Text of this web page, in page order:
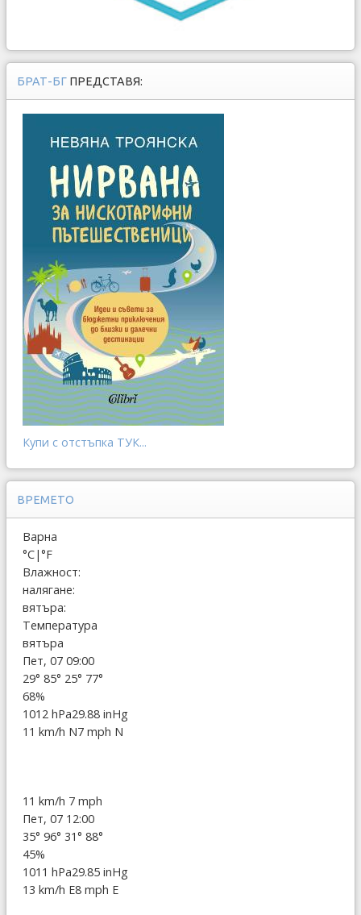
БРАТ-БГ ПРЕДСТАВЯ:
Купи с отстъпка ТУК...
ВРЕМЕТО
Варна
°C|°F
Влажност:
налягане:
вятъра:
Температура
вятъра
Пет, 07 09:00
29° 85° 25° 77°
68%
1012 hPa29.88 inHg
11 km/h N7 mph N
11 km/h 7 mph
Пет, 07 12:00
35° 96° 31° 88°
45%
1011 hPa29.85 inHg
13 km/h E8 mph E